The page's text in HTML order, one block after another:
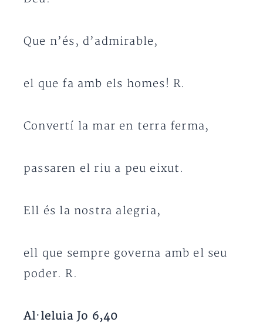
Que n’és, d’admirable,
el que fa amb els homes! R.
Convertí la mar en terra ferma,
passaren el riu a peu eixut.
Ell és la nostra alegria,
ell que sempre governa amb el seu
poder. R.
Al·leluia Jo 6,40